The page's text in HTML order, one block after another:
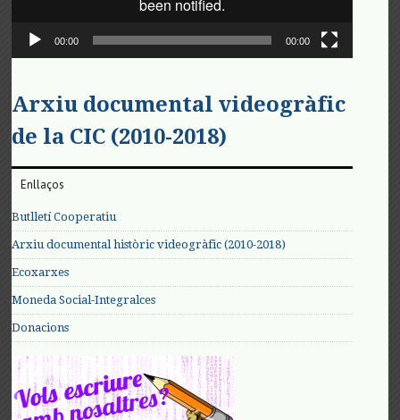
00:00 00:00
Arxiu documental videogràfic
de la CIC (2010-2018)
Enllaços
Butlletí Cooperatiu
Arxiu documental històric videogràfic (2010-2018)
Ecoxarxes
Moneda Social-Integralces
Donacions